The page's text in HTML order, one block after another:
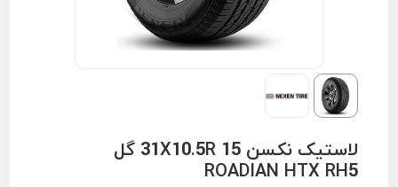
لاستیک نکسن 31X10.5R 15 گل
ROADIAN HTX RH5